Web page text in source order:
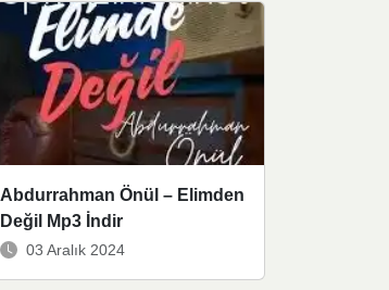
Abdurrahman Önül – Elimden
Değil Mp3 İndir
03 Aralık 2024